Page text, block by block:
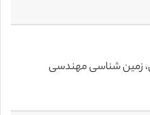
زمین شناسی مهندسی